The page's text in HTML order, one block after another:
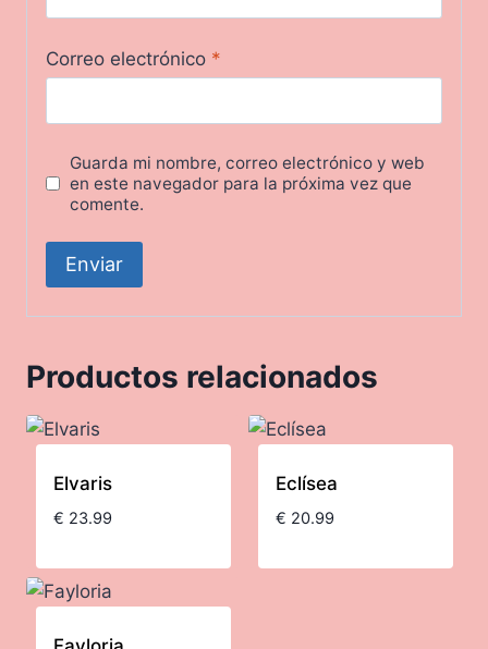
Correo electrónico *
Guarda mi nombre, correo electrónico y web
en este navegador para la próxima vez que
comente.
Productos relacionados
Elvaris
€ 23.99
Eclísea
€ 20.99